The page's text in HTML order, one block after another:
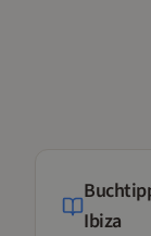
Ibiza